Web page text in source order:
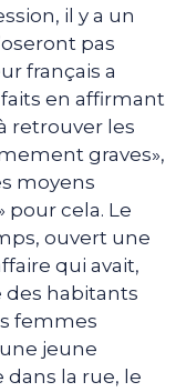
il y a un
pas
français a
en affirmant
retrouver les
graves»,
moyens
cela. Le
ouvert une
qui avait,
des habitants
femmes
jeune
dans la rue, le